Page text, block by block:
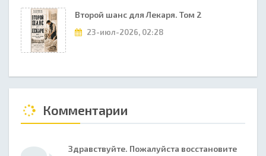
Второй шанс для Лекаря. Том 2
23-июл-2026, 02:28
Комментарии
Здравствуйте. Пожалуйста восстановите